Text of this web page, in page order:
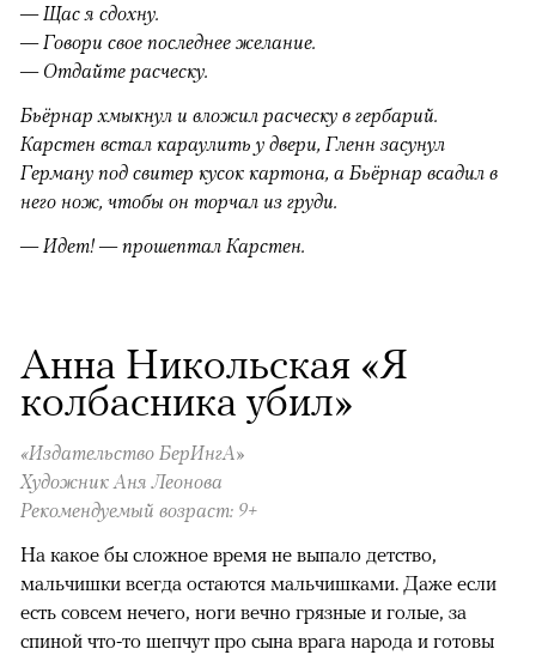
— Щас я сдохну.
— Говори свое последнее желание.
— Отдайте расческу.
Бьёрнар хмыкнул и вложил расческу в гербарий.
Карстен встал караулить у двери, Гленн засунул
Герману под свитер кусок картона, а Бьёрнар всадил в
него нож, чтобы он торчал из груди.
— Идет! — прошептал Карстен.
Анна Никольская «Я
колбасника убил»
«Издательство БерИнгА»
Художник Аня Леонова
Рекомендуемый возраст: 9+
На какое бы сложное время не выпало детство,
мальчишки всегда остаются мальчишками. Даже если
есть совсем нечего, ноги вечно грязные и голые, за
спиной что-то шепчут про сына врага народа и готовы